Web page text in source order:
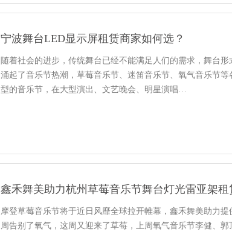
宁波舞台LED显示屏租赁商家如何选？
随着社会的进步，传统舞台已经不能满足人们的需求，舞台
涌起了音乐节热潮，草莓音乐节、迷笛音乐节、氧气音乐节
型的音乐节，在大型演出、文艺晚会、明星演唱…
鑫禾舞美助力杭州草莓音乐节舞台灯光雷亚架租
摩登草莓音乐节将于近日风靡全球拉开帷幕，鑫禾舞美助力
周告别了氧气，这周又迎来了草莓，上周氧气音乐节李健、